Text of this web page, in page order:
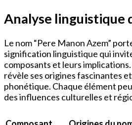
Analyse linguistique
Le nom “Pere Manon Azem”
signification linguistique qui
composants et leurs implications.
révèle ses origines fascinantes
phonétique. Chaque élément
des influences culturelles et